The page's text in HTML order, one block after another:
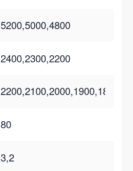
5200,5000,4800
2400,2300,2200
2200,2100,2000,1900,1800
80
3,2